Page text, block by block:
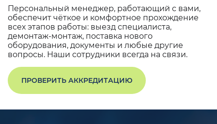
Персональный менеджер, работающий с вами,
обеспечит чёткое и комфортное прохождение
всех этапов работы: выезд специалиста,
демонтаж-монтаж, поставка нового
оборудования, документы и любые другие
вопросы. Наши сотрудники всегда на связи.
ПРОВЕРИТЬ АККРЕДИТАЦИЮ